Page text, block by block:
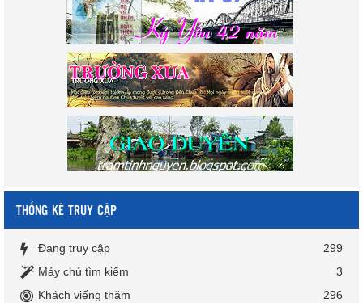
THỐNG KÊ TRUY CẬP
Đang truy cập
299
Máy chủ tìm kiếm
3
Khách viếng thăm
296